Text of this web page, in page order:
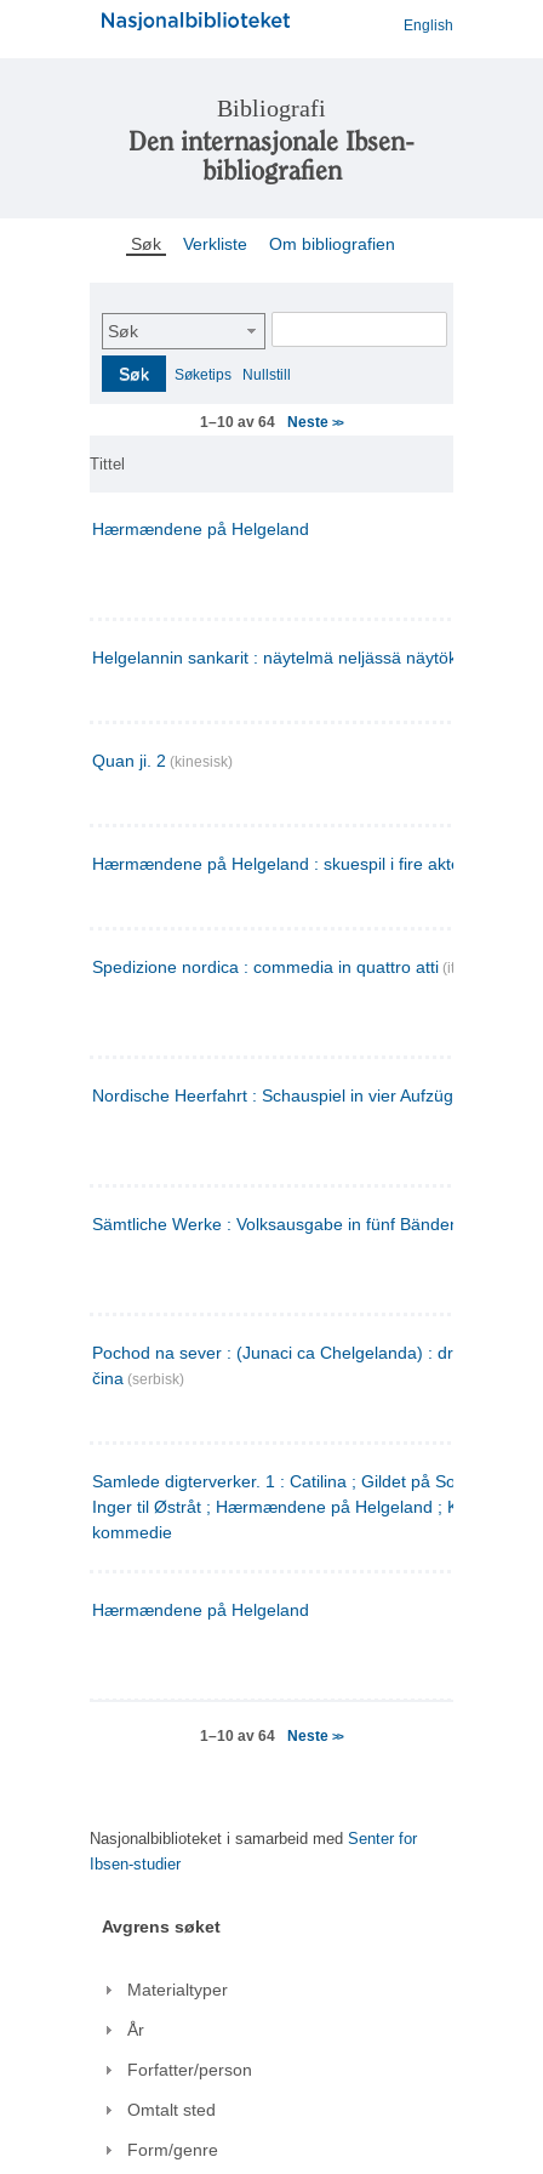
English
Bibliografi
Den internasjonale Ibsen-
bibliografien
Søk Verkliste Om bibliografien
Søk
Søk Søketips Nullstill
1–10 av 64 Neste>>
Tittel
Hærmændene på Helgeland
Helgelannin sankarit : näytelmä neljässä näytöksessä
Quan ji. 2 (kinesisk)
Hærmændene på Helgeland : skuespil i fire akter
Spedizione nordica : commedia in quattro atti (italiensk)
Nordische Heerfahrt : Schauspiel in vier Aufzügen
Sämtliche Werke : Volksausgabe in fünf Bänden
Pochod na sever : (Junaci ca Chelgelanda) : drama u četiri
čina (serbisk)
Samlede digterverker. 1 : Catilina ; Gildet på Solhaug ; Fru
Inger til Østråt ; Hærmændene på Helgeland ;
kommedie
Hærmændene på Helgeland
1–10 av 64 Neste>>
Nasjonalbiblioteket i samarbeid med Senter for
Ibsen-studier
Avgrens søket
Materialtyper
År
Forfatter/person
Omtalt sted
Form/genre